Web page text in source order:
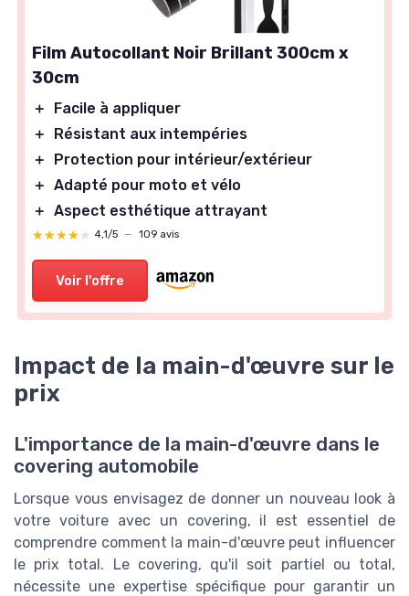
Film Autocollant Noir Brillant 300cm x
30cm
＋
Facile à appliquer
＋
Résistant aux intempéries
＋
Protection pour intérieur/extérieur
＋ Adapté pour moto et vélo
＋ Aspect esthétique attrayant
★★★★★
★★★★★ 4,1/5 — 109 avis
Voir l'offre
Impact de la main-d'œuvre sur le
prix
L'importance de la main-d'œuvre dans le
covering automobile
Lorsque vous envisagez de donner un nouveau look à
votre voiture avec un covering, il est essentiel de
comprendre comment la main-d'œuvre peut influencer
le prix total. Le covering, qu'il soit partiel ou total,
nécessite une expertise spécifique pour garantir un